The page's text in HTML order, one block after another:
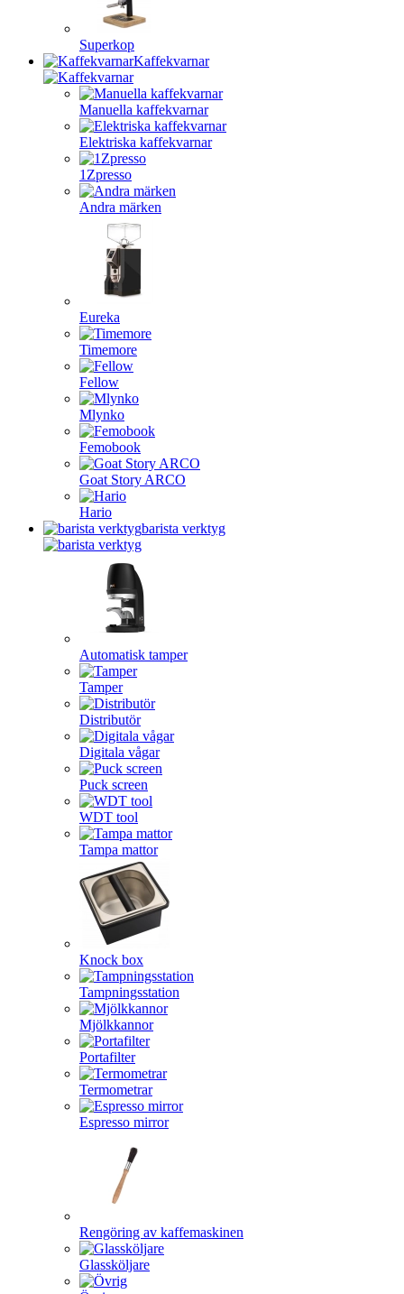
Superkop
Kaffekvarnar
Manuella kaffekvarnar
Elektriska kaffekvarnar
1Zpresso
Andra märken
Eureka
Timemore
Fellow
Mlynko
Femobook
Goat Story ARCO
Hario
barista verktyg
Automatisk tamper
Tamper
Distributör
Digitala vågar
Puck screen
WDT tool
Tampa mattor
Knock box
Tampningsstation
Mjölkkannor
Portafilter
Termometrar
Espresso mirror
Rengöring av kaffemaskinen
Glassköljare